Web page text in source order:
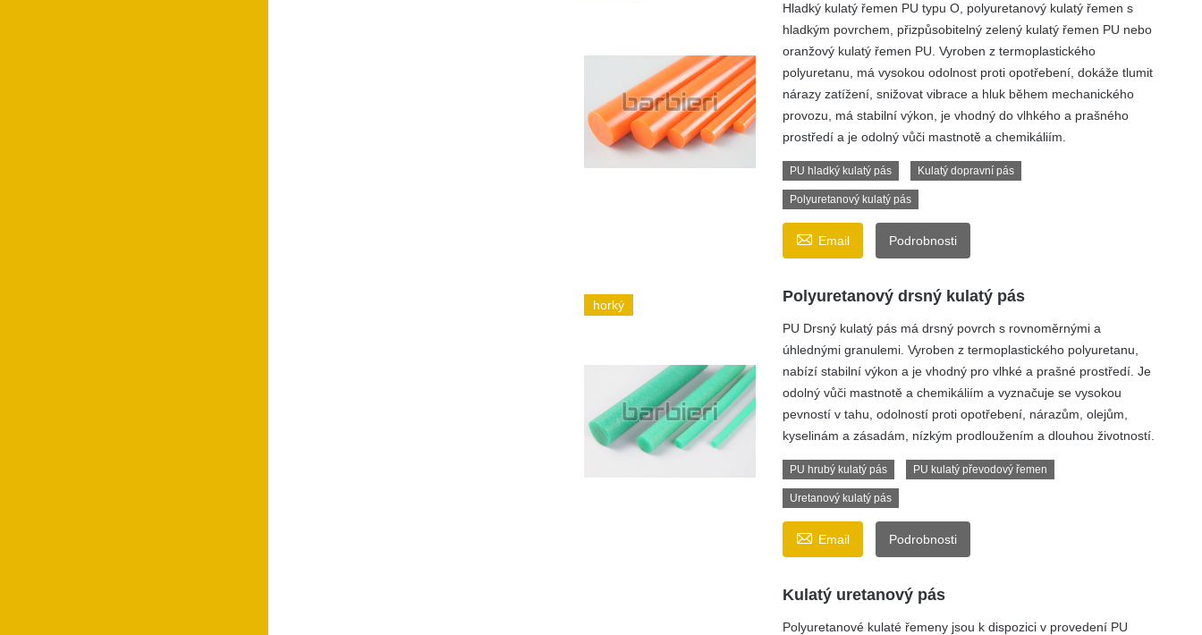
Hladký kulatý řemen PU typu O, polyuretanový kulatý řemen s
hladkým povrchem, přizpůsobitelný zelený kulatý řemen PU nebo
oranžový kulatý řemen PU. Vyroben z termoplastického
polyuretanu, má vysokou odolnost proti opotřebení, dokáže tlumit
nárazy zatížení, snižovat vibrace a hluk během mechanického
provozu, má stabilní výkon, je vhodný do vlhkého a prašného
prostředí a je odolný vůči mastnotě a chemikáliím.
PU hladký kulatý pás Kulatý dopravní pás
Polyuretanový kulatý pás
 Email Podrobnosti
horký Polyuretanový drsný kulatý pás
PU Drsný kulatý pás má drsný povrch s rovnoměrnými a
úhlednými granulemi. Vyroben z termoplastického polyuretanu,
nabízí stabilní výkon a je vhodný pro vlhké a prašné prostředí. Je
odolný vůči mastnotě a chemikáliím a vyznačuje se vysokou
pevností v tahu, odolností proti opotřebení, nárazům, olejům,
kyselinám a zásadám, nízkým prodloužením a dlouhou životností.
PU hrubý kulatý pás PU kulatý převodový řemen
Uretanový kulatý pás
 Email Podrobnosti
Kulatý uretanový pás
Polyuretanové kulaté řemeny jsou k dispozici v provedení PU